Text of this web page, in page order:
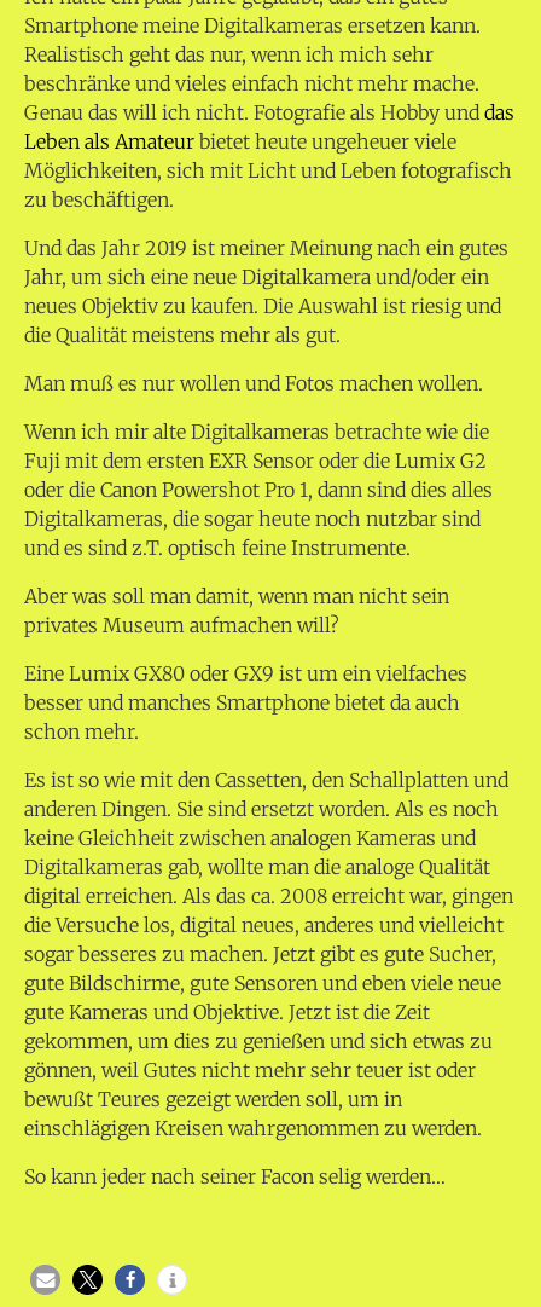
Smartphone meine Digitalkameras ersetzen kann.
Realistisch geht das nur, wenn ich mich sehr
beschränke und vieles einfach nicht mehr mache.
Genau das will ich nicht. Fotografie als Hobby und das
Leben als Amateur bietet heute ungeheuer viele
Möglichkeiten, sich mit Licht und Leben fotografisch
zu beschäftigen.
Und das Jahr 2019 ist meiner Meinung nach ein gutes
Jahr, um sich eine neue Digitalkamera und/oder ein
neues Objektiv zu kaufen. Die Auswahl ist riesig und
die Qualität meistens mehr als gut.
Man muß es nur wollen und Fotos machen wollen.
Wenn ich mir alte Digitalkameras betrachte wie die
Fuji mit dem ersten EXR Sensor oder die Lumix G2
oder die Canon Powershot Pro 1, dann sind dies alles
Digitalkameras, die sogar heute noch nutzbar sind
und es sind z.T. optisch feine Instrumente.
Aber was soll man damit, wenn man nicht sein
privates Museum aufmachen will?
Eine Lumix GX80 oder GX9 ist um ein vielfaches
besser und manches Smartphone bietet da auch
schon mehr.
Es ist so wie mit den Cassetten, den Schallplatten und
anderen Dingen. Sie sind ersetzt worden. Als es noch
keine Gleichheit zwischen analogen Kameras und
Digitalkameras gab, wollte man die analoge Qualität
digital erreichen. Als das ca. 2008 erreicht war, gingen
die Versuche los, digital neues, anderes und vielleicht
sogar besseres zu machen. Jetzt gibt es gute Sucher,
gute Bildschirme, gute Sensoren und eben viele neue
gute Kameras und Objektive. Jetzt ist die Zeit
gekommen, um dies zu genießen und sich etwas zu
gönnen, weil Gutes nicht mehr sehr teuer ist oder
bewußt Teures gezeigt werden soll, um in
einschlägigen Kreisen wahrgenommen zu werden.
So kann jeder nach seiner Facon selig werden…